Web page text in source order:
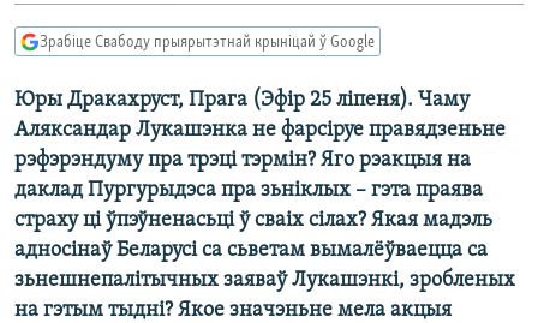
ПАЛІТВЯЗЬНІ
КАЛЯНДАР
PREMIUM
НА ХВАЛЯХ СВАБОДЫ
Усе сайты РС/РСЭ
Зрабіце Свабоду прыярытэтнай крыніцай ў Google
Юры Дракахруст, Прага (Эфір 25 ліпеня). Чаму
Аляксандар Лукашэнка не фарсіруе правядзеньне
рэфэрэндуму пра трэці тэрмін? Яго рэакцыя на
даклад Пургурыдэса пра зьніклых – гэта праява
страху ці ўпэўненасьці ў сваіх сілах? Якая мадэль
адносінаў Беларусі са сьветам вымалёўваецца са
зьнешнепалітычных заяваў Лукашэнкі, зробленых
на гэтым тыдні? Якое значэньне мела акцыя